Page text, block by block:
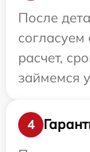
После
расчет,
займемся
4